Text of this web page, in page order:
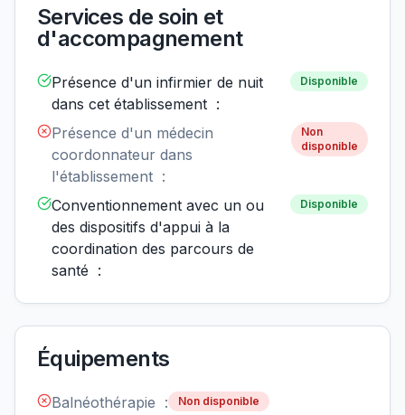
Services de soin et
d'accompagnement
Présence d'un infirmier de nuit
dans cet établissement :
Disponible
Présence d'un médecin
coordonnateur dans
l'établissement :
Non
disponible
Conventionnement avec un ou
des dispositifs d'appui à la
coordination des parcours de
santé :
Disponible
Équipements
Balnéothérapie : Non disponible